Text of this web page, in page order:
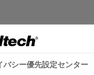
バシー優先設定センター